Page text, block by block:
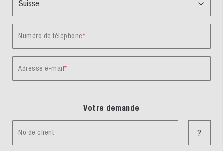
Numéro de téléphone
Adresse e-mail
Votre demande
No de client ?